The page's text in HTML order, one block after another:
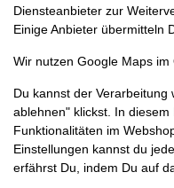
SOUR
Diensteanbieter zur
Einige Anbieter übermitteln
Wir nutzen Google Maps im
Du kannst der
ablehnen" klickst. In
Funktionalitäten im
Einstellungen kannst du
erfährst Du, indem Du auf